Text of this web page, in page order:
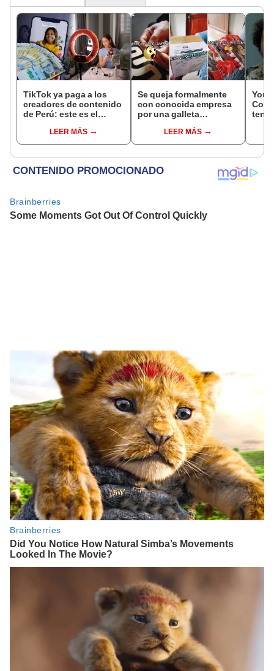
TikTok ya paga a los
creadores de contenido
de Perú: este es el
llegar a cobrar por 1.000
vistas
LEER MÁS
Se queja formalmente
con conocida empresa
por una galleta
increíble regalo
LEER MÁS